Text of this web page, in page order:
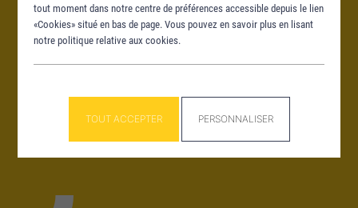
tout moment dans notre centre de préférences accessible depuis le lien
«Cookies» situé en bas de page. Vous pouvez en savoir plus en lisant
notre politique relative aux cookies.
TOUT ACCEPTER PERSONNALISER